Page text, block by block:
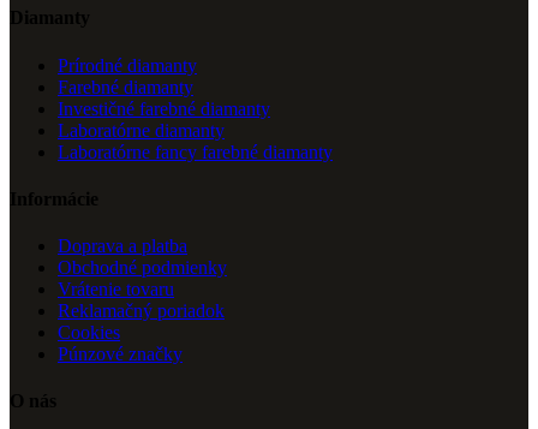
Diamanty
Prírodné diamanty
Farebné diamanty
Investičné farebné diamanty
Laboratórne diamanty
Laboratórne fancy farebné diamanty
Informácie
Doprava a platba
Obchodné podmienky
Vrátenie tovaru
Reklamačný poriadok
Cookies
Púnzové značky
O nás